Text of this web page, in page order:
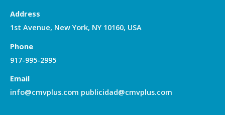
Address
1st Avenue, New York, NY 10160, USA
Phone
917-995-2995
Email
info@cmvplus.com publicidad@cmvplus.com